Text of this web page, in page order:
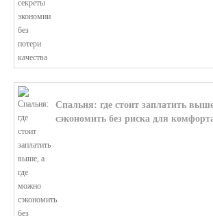
Спальня: где стоит заплатить
сэкономить без риска для